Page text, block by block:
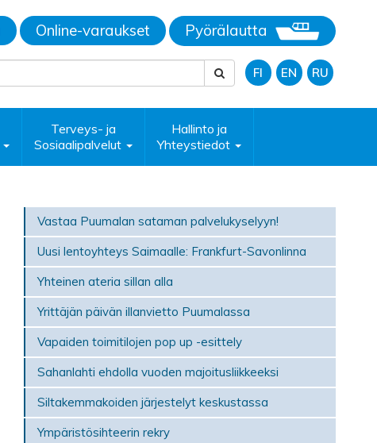
Online-varaukset Pyörälautta
FI EN RU
Terveys- ja
Sosiaalipalvelut
Hallinto ja
Yhteystiedot
Vastaa Puumalan sataman palvelukyselyyn!
Uusi lentoyhteys Saimaalle: Frankfurt-Savonlinna
Yhteinen ateria sillan alla
Yrittäjän päivän illanvietto Puumalassa
Vapaiden toimitilojen pop up -esittely
Sahanlahti ehdolla vuoden majoitusliikkeeksi
Siltakemmakoiden järjestelyt keskustassa
Ympäristösihteerin rekry